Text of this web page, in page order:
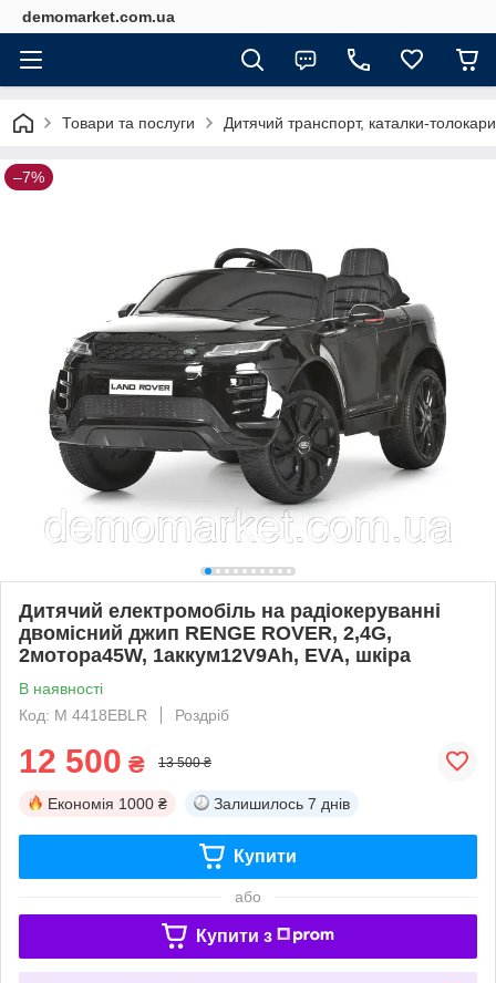
demomarket.com.ua
Товари та послуги Дитячий транспорт, каталки-
–7%
Дитячий електромобіль на радіокеруванні
двомісний джип RENGE ROVER, 2,4G,
2мотора45W, 1аккум12V9Ah, EVA, шкіра
В наявності
Код: M 4418EBLR
Роздріб
12 500 ₴ 13 500 ₴
Економія 1000 ₴ Залишилось 7 днів
Купити
або
Купити з